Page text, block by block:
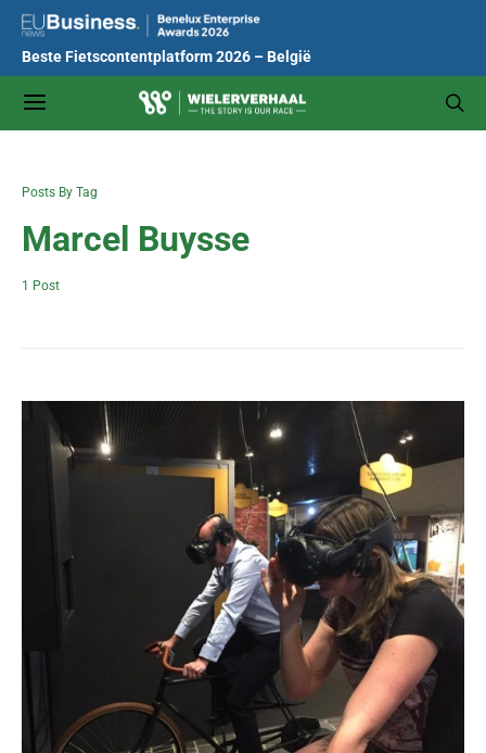
Beste Fietscontentplatform 2026 – België
Posts By Tag
Marcel Buysse
1 Post